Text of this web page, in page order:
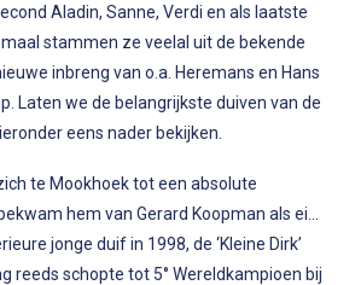
Aladin, Sanne, Verdi en als laatste
stammen ze veelal uit de bekende
inbreng van o.a. Heremans en Hans
Laten we de belangrijkste duiven van de
eens nader bekijken.
te Mookhoek tot een absolute
hem van Gerard Koopman als ei…
jonge duif in 1998, de ‘Kleine Dirk’
reeds schopte tot 5° Wereldkampioen bij